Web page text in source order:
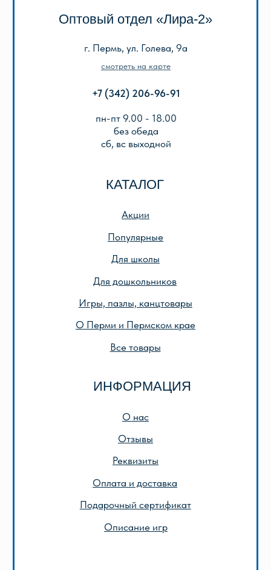
Реквизиты
Оплата и доставка
ИНН 5905042366
ОГРН 1025901223622
© 2013-2024 ООО «Лира-2»
Описание игр